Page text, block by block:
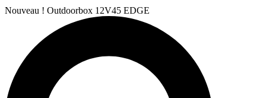
Nouveau ! Outdoorbox 12V45 EDGE